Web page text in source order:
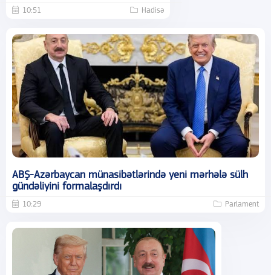
10:51 Hadisə
ABŞ-Azərbaycan münasibətlərində yeni mərhələ sülh
gündəliyini formalaşdırdı
10:29 Parlament